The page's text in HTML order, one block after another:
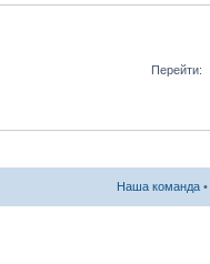
Перейти:
Наша команда •